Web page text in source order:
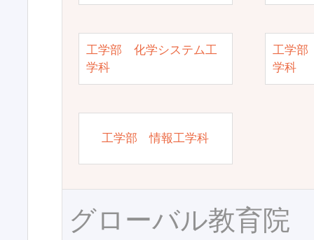
工学部 化学システム工
学科
工学部
学科
工学部 情報工学科
グローバル教育院